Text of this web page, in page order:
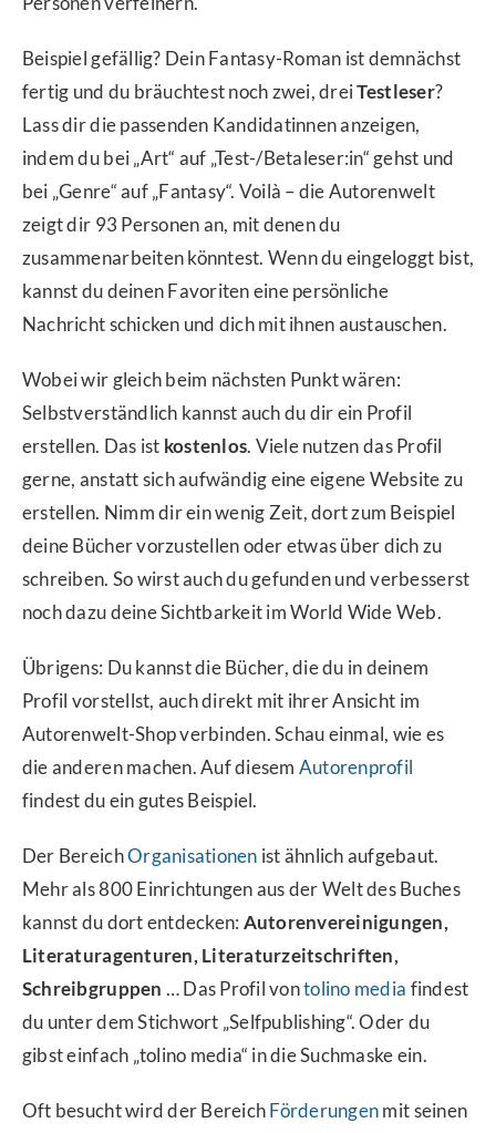
Beispiel gefällig? Dein Fantasy-Roman ist demnächst
fertig und du bräuchtest noch zwei, dreiTestleser?
Lass dir die passenden Kandidatinnen anzeigen,
indem du bei „Art“ auf „Test-/Betaleser:in“ gehst und
bei „Genre“ auf „Fantasy“. Voilà – die Autorenwelt
zeigt dir 93 Personen an, mit denen du
zusammenarbeiten könntest. Wenn du eingeloggt bist,
kannst du deinen Favoriten eine persönliche
Nachricht schicken und dich mit ihnen austauschen.
Wobei wir gleich beim nächsten Punkt wären:
Selbstverständlich kannst auch du dir ein Profil
erstellen. Das ist kostenlos. Viele nutzen das Profil
gerne, anstatt sich aufwändig eine eigene Website zu
erstellen. Nimm dir ein wenig Zeit, dort zum Beispiel
deine Bücher vorzustellen oder etwas über dich zu
schreiben. So wirst auch du gefunden und verbesserst
noch dazu deine Sichtbarkeit im World Wide Web.
Übrigens: Du kannst die Bücher, die du in deinem
Profil vorstellst, auch direkt mit ihrer Ansicht im
Autorenwelt-Shop verbinden. Schau einmal, wie es
die anderen machen. Auf diesem Autorenprofil
findest du ein gutes Beispiel.
Der BereichOrganisationen ist ähnlich aufgebaut.
Mehr als 800 Einrichtungen aus der Welt des Buches
kannst du dort entdecken: Autorenvereinigungen,
Literaturagenturen, Literaturzeitschriften,
Schreibgruppen … Das Profil vontolino media findest
du unter dem Stichwort „Selfpublishing“. Oder du
gibst einfach „tolino media“ in die Suchmaske ein.
Oft besucht wird der BereichFörderungenmit seinen